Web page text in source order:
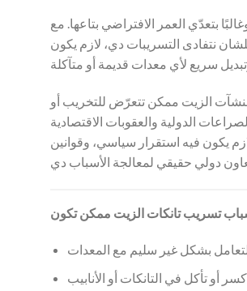
بتعدّي العمر الافتراضي بتاعها. مع
علشان نتفادى التسريبات دي، لازم يكون
الزيت ممكن تتعرّض للتخريب أو
الدولية والعقوبات الاقتصادية
يكون فيه استقرار سياسي، وقوانين